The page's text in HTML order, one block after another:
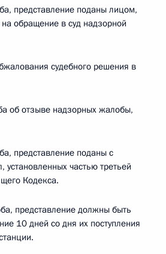
представление поданы лицом,
обращение в суд надзорной
судебного решения в
об отзыве надзорных жалобы,
представление поданы с
установленных частью третьей
Кодекса.
представление должны быть
10 дней со дня их поступления